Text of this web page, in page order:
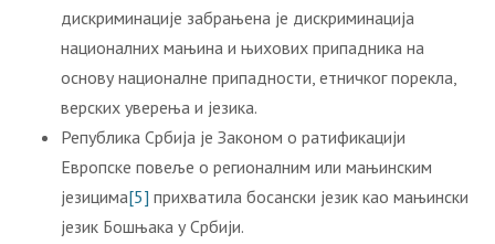
дискриминације забрањена је дискриминација
националних мањина и њихових припадника на
основу националне припадности, етничког порекла,
верских уверења и језика.
Република Србија је Законом о ратификацији
Европске повеље о регионалним или мањинским
језицима[5] прихватила босански језик као мањински
језик Бошњака у Србији.